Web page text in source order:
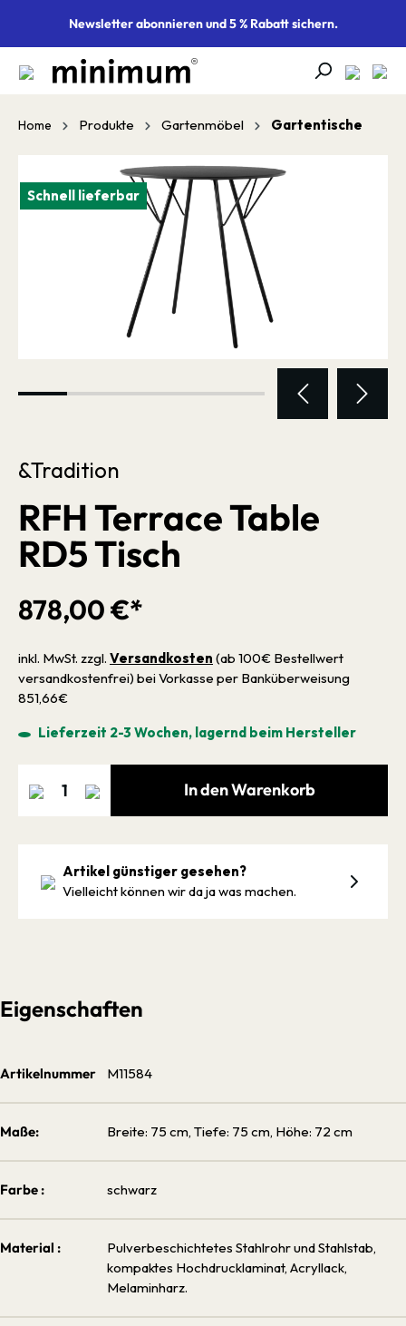
springenNewsletter abonnieren und 5 % Rabatt sichern.
Home Produkte Gartenmöbel Gartentische
Bildergalerie überspringen
Schnell lieferbar
&Tradition
RFH Terrace Table
RD5 Tisch
878,00 €*
inkl. MwSt. zzgl. Versandkosten (ab 100€ Bestellwert
versandkostenfrei) bei Vorkasse per Banküberweisung
851,66€
Lieferzeit 2-3 Wochen, lagernd beim Hersteller
In den Warenkorb
Artikel günstiger gesehen?
Vielleicht können wir da ja was machen.
Eigenschaften
Artikelnummer M11584
Maße: Breite: 75 cm, Tiefe: 75 cm, Höhe: 72 cm
Farbe : schwarz
Material :
Pulverbeschichtetes Stahlrohr und Stahlstab,
kompaktes Hochdrucklaminat, Acryllack,
Melaminharz.